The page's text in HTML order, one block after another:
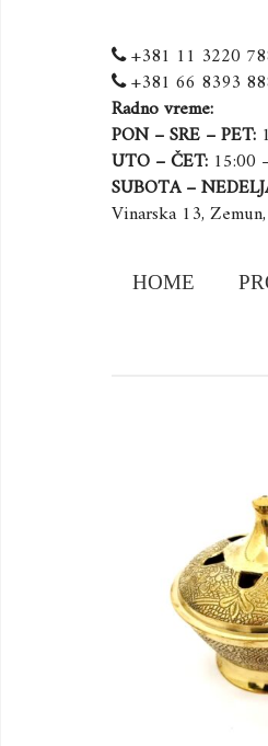
+381 11 3220
+381 66 8393
Radno vreme:
PON – SRE – PET:
UTO – ČET: 15:00
SUBOTA –
Vinarska 13,
HOME